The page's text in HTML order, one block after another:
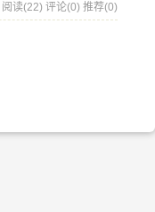
阅读(22) 评论(0) 推荐(0)